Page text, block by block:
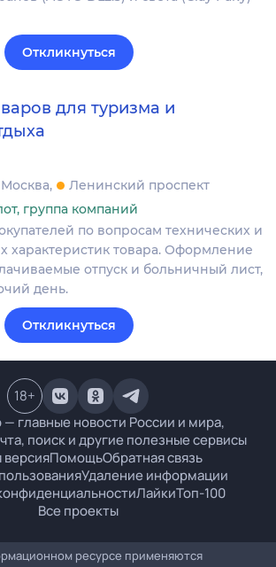
Откликнуться
для туризма и
Москва
Ленинский проспект
группа компаний
по вопросам технических и
характеристик товара. Оформление
отпуск и больничный лист,
день.
Откликнуться
главные новости России и мира,
поиск и другие полезные сервисы
ПомощьОбратная связь
Удаление информации
ЛайкиТоп-100
Все проекты
18+
ресурсе применяются